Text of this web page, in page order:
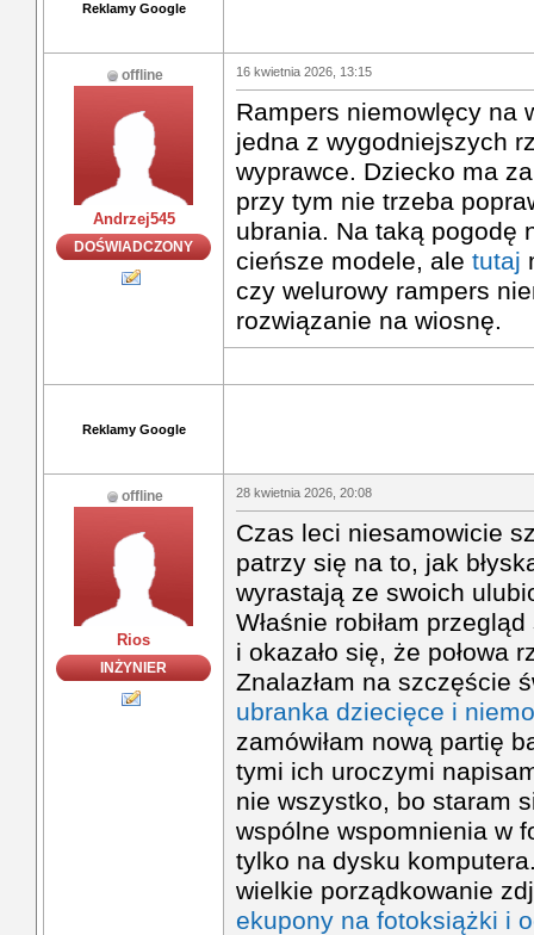
Reklamy Google
offline
Andrzej545
DOŚWIADCZONY
16 kwietnia 2026, 13:15
Rampers niemowlęcy na
jedna z wygodniejszych
wyprawce. Dziecko ma
przy tym nie trzeba
ubrania. Na taką pogodę
cieńsze modele, ale tutaj
czy welurowy rampers
rozwiązanie na wiosnę.
Reklamy Google
offline
Rios
INŻYNIER
28 kwietnia 2026, 20:08
Czas leci niesamowicie
patrzy się na to, jak
wyrastają ze swoich
Właśnie robiłam
i okazało się, że połowa
Znalazłam na szczęście
ubranka dziecięce i
zamówiłam nową partię
tymi ich uroczymi
nie wszystko, bo staram
wspólne wspomnienia w
tylko na dysku
wielkie porządkowanie
ekupony na fotoksiążki i